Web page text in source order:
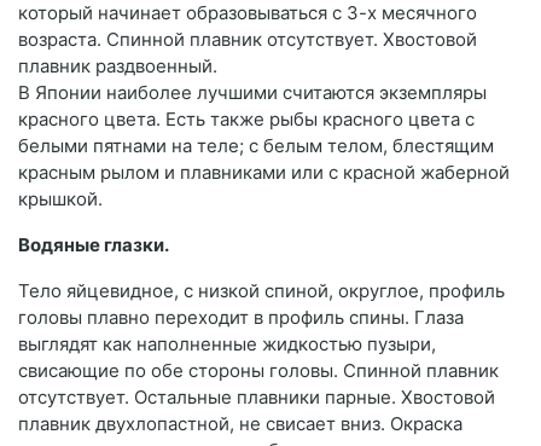
который начинает образовываться с 3-х месячного
возраста. Спинной плавник отсутствует. Хвостовой
плавник раздвоенный.
В Японии наиболее лучшими считаются экземпляры
красного цвета. Есть также рыбы красного цвета с
белыми пятнами на теле; с белым телом, блестящим
красным рылом и плавниками или с красной жаберной
крышкой.
Водяные глазки.
Тело яйцевидное, с низкой спиной, округлое, профиль
головы плавно переходит в профиль спины. Глаза
выглядят как наполненные жидкостью пузыри,
свисающие по обе стороны головы. Спинной плавник
отсутствует. Остальные плавники парные. Хвостовой
плавник двухлопастной, не свисает вниз. Окраска